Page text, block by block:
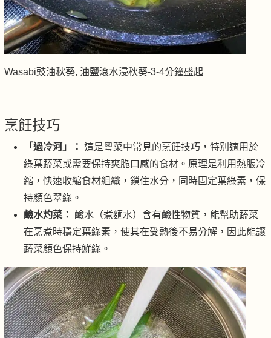
Wasabi豉油秋葵, 油鹽滾水浸秋葵-3-4分鐘盛起
烹飪技巧
「過冷河」： 這是粵菜中常見的烹飪技巧，特別適用於
綠葉蔬菜或需要保持爽脆口感的食材。原理是利用熱脹冷
縮，快速收縮食材組織，鎖住水分，同時固定葉綠素，保
持顏色翠綠。
鹼水灼菜：
鹼水（煮麵水）含有鹼性物質，能幫助蔬菜
在烹煮時穩定葉綠素，使其在受熱後不易分解，因此能讓
蔬菜顏色保持鮮綠。